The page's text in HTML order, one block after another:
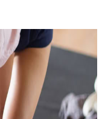
– 30
in questo ritiro di